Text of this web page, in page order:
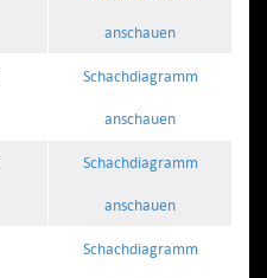
anschauen
Schachdiagramm
anschauen
Schachdiagramm
anschauen
Schachdiagramm